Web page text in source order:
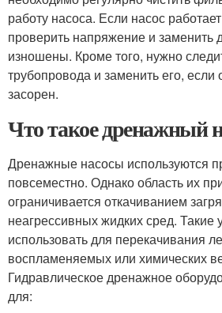
работу насоса. Если насос
проверить напряжение и заменить
изношены. Кроме того, нужно
трубопровода и заменить его,
засорен.
Что такое дренажный
Дренажные насосы используются
повсеместно. Однако область их
ограничивается откачиванием
неагрессивных жидких сред. Такие
использовать для перекачивания
воспламеняемых или химических
Гидравлическое дренажное
для: